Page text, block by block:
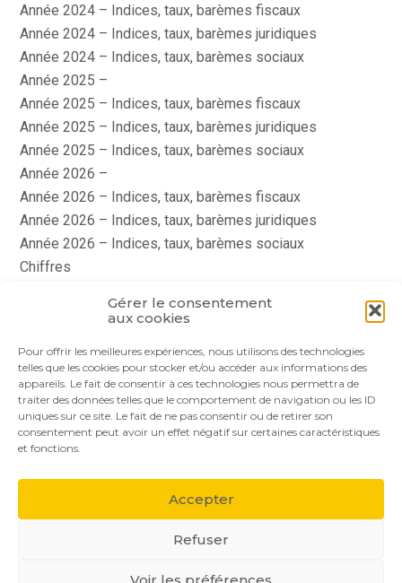
Gérer le consentement
aux cookies
Pour offrir les meilleures expériences, nous utilisons des technologies
telles que les cookies pour stocker et/ou accéder aux informations des
appareils. Le fait de consentir à ces technologies nous permettra de
traiter des données telles que le comportement de navigation ou les ID
uniques sur ce site. Le fait de ne pas consentir ou de retirer son
consentement peut avoir un effet négatif sur certaines caractéristiques
et fonctions.
Accepter
Refuser
Voir les préférences
Année 2024 – Indices, taux, barèmes fiscaux
Année 2024 – Indices, taux, barèmes juridiques
Année 2024 – Indices, taux, barèmes sociaux
Année 2025 –
Année 2025 – Indices, taux, barèmes fiscaux
Année 2025 – Indices, taux, barèmes juridiques
Année 2025 – Indices, taux, barèmes sociaux
Année 2026 –
Année 2026 – Indices, taux, barèmes fiscaux
Année 2026 – Indices, taux, barèmes juridiques
Année 2026 – Indices, taux, barèmes sociaux
Chiffres
Le coin du dirigeant
Footer